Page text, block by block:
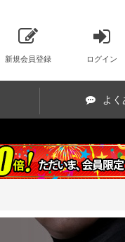
新規会員登録 ログイン
よく